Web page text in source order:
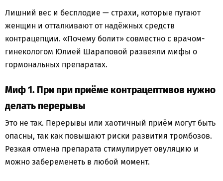
Лишний вес и бесплодие — страхи, которые пугают
женщин и отталкивают от надёжных средств
контрацепции. «Почему болит» совместно с врачом-
гинекологом Юлией Шараповой развеяли мифы о
гормональных препаратах.
Миф 1. При при приёме контрацептивов нужно
делать перерывы
Это не так. Перерывы или хаотичный приём могут быть
опасны, так как повышают риски развития тромбозов.
Резкая отмена препарата стимулирует овуляцию и
можно забеременеть в любой момент.